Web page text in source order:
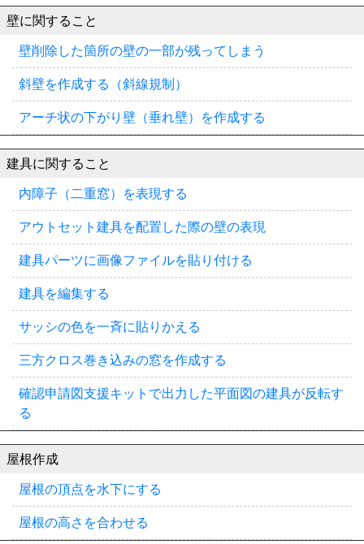
壁に関すること
壁削除した箇所の壁の一部が残ってしまう
斜壁を作成する（斜線規制）
アーチ状の下がり壁（垂れ壁）を作成する
建具に関すること
内障子（二重窓）を表現する
アウトセット建具を配置した際の壁の表現
建具パーツに画像ファイルを貼り付ける
建具を編集する
サッシの色を一斉に貼りかえる
三方クロス巻き込みの窓を作成する
確認申請図支援キットで出力した平面図の建具が反転す
る
屋根作成
屋根の頂点を水下にする
屋根の高さを合わせる